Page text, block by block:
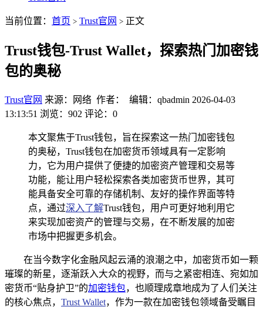
当前位置： 首页 > Trust官网 > 正文
Trust钱包-Trust Wallet，探索热门加密钱
包的奥秘
Trust官网 来源：网络 作者： 编辑：qbadmin 2026-04-03
13:13:51 浏览：902 评论：0
本文聚焦于Trust钱包，旨在探索这一热门加密钱包
的奥秘，Trust钱包在加密货币领域具有一定影响
力，它为用户提供了便捷的加密资产管理和交易等
功能，能让用户轻松探索各类加密货币世界，其可
能具备安全可靠的存储机制、友好的操作界面等特
点，通过深入了解Trust钱包，用户可更好地利用它
来实现加密资产的管理与交易，在不断发展的加密
市场中把握更多机会。
在当今数字化金融风起云涌的浪潮之中，加密货币如一颗
璀璨的新星，逐渐跃入大众的视野，而与之紧密相连、宛如加
密货币“贴身护卫”的加密钱包，也顺理成章地成为了人们关注
的核心焦点， Trust Wallet，作为一款在加密钱包领域备受瞩目